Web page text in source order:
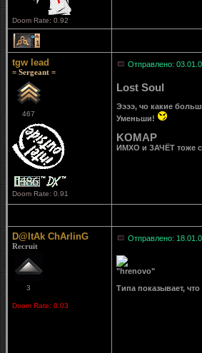
Doom Rate: 0.92
1
tgw lead
= Sergeant =
467
Doom Rate: 0.91
Отправлено:
Lost Soul
Ээээ, чо какие
Уменьши!
KOMAP
ИМХО и ЗАЧЁТ тоже
D@ltAk ChArlinG
Recruit
3
Doom Rate: 0.03
Отправлено:
"hrenovo"
Типа показывает,